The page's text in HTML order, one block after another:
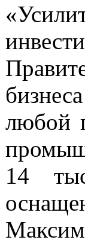
любой
14